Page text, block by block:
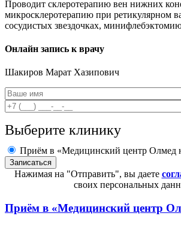
Проводит склеротерапию вен нижних
микросклеротерапию при ретикулярном
сосудистых звездочках,
Онлайн запись к врачу
Шакиров Марат Хазипович
Выберите клинику
Приём в «Медицинский центр Олмед
Нажимая на "Отправить", вы даете
своих персональных
Приём в «Медицинский центр